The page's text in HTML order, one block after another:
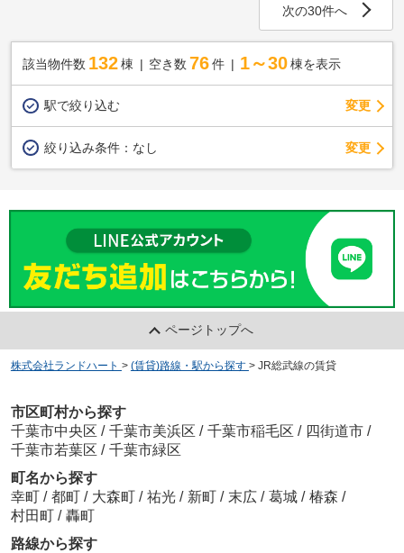
次の30件へ
該当物件数 132棟 空き数 76 件 1～30 棟を表示
駅で絞り込む 変更
絞り込み条件： なし 変更
ページトップへ
株式会社ランドハート > (賃貸)路線・駅から探す > JR総武線の賃貸
市区町村から探す
千葉市中央区 / 千葉市美浜区 / 千葉市稲毛区 / 四街道市 /
千葉市若葉区 / 千葉市緑区
町名から探す
幸町 / 都町 / 大森町 / 祐光 / 新町 / 末広 / 葛城 / 椿森 /
村田町 / 轟町
路線から探す